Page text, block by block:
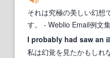
それは究極の美しい幻想
す。
- Weblio Email例文
I probably had saw an
私は幻覚を見たかもしれ